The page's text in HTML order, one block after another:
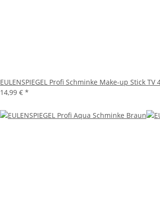
EULENSPIEGEL Profi Schminke Make-up Stick TV
14,99 € *